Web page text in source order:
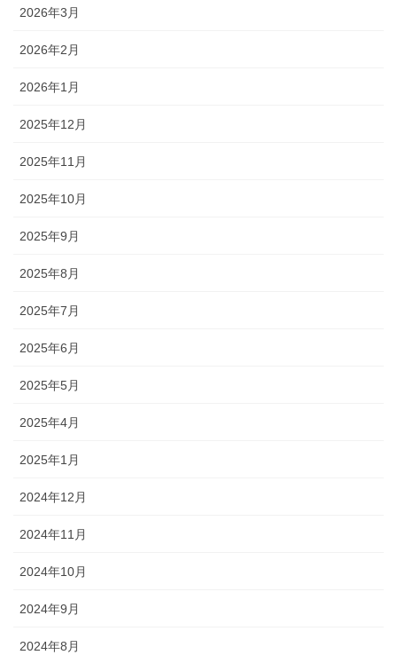
2026年3月
2026年2月
2026年1月
2025年12月
2025年11月
2025年10月
2025年9月
2025年8月
2025年7月
2025年6月
2025年5月
2025年4月
2025年1月
2024年12月
2024年11月
2024年10月
2024年9月
2024年8月